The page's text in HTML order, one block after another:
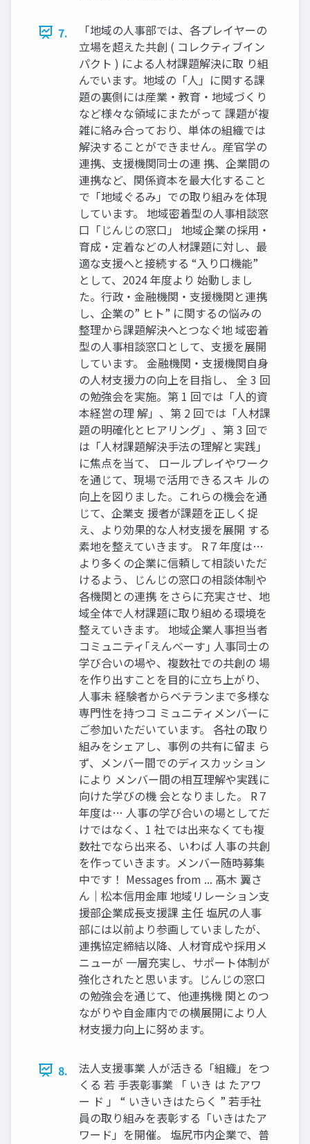
7.
「地域の人事部では、各プレイヤーの
立場を超えた共創 ( コレクティブイン
パクト ) による人材課題解決に取 り組
んでいます。地域の「人」に関する課
題の裏側には産業・教育・地域づくり
など様々な領域にまたがって 課題が複
雑に絡み合っており、単体の組織では
解決することができません。産官学の
連携、支援機関同士の連 携、企業間の
連携など、関係資本を最大化すること
で「地域ぐるみ」での取り組みを体現
しています。 地域密着型の人事相談窓
口「じんじの窓口」 地域企業の採用・
育成・定着などの人材課題に対し、最
適な支援へと接続する “入り口機能”
として、2024 年度より 始動しまし
た。行政・金融機関・支援機関と連携
し、企業の” ヒト” に関するの悩みの
整理から課題解決へとつなぐ地 域密着
型の人事相談窓口として、支援を展開
しています。 金融機関・支援機関自身
の人材支援力の向上を目指し、 全 3 回
の勉強会を実施。第 1 回では「人的資
本経営の理 解」、第 2 回では「人材課
題の明確化とヒアリング」、第 3 回で
は「人材課題解決手法の理解と実践」
に焦点を当て、 ロールプレイやワーク
を通じて、現場で活用できるスキ ルの
向上を図りました。これらの機会を通
じて、企業支 援者が課題を正しく捉
え、より効果的な人材支援を展開 する
素地を整えていきます。 R７年度は…
より多くの企業に信頼して相談いただ
けるよう、じんじの窓口の相談体制や
各機関との連携 をさらに充実させ、地
域全体で人材課題に取り組める環境を
整えていきます。 地域企業人事担当者
コミュニティ｢えんべーす｣ 人事同士の
学び合いの場や、複数社での共創の 場
を作り出すことを目的に立ち上がり、
人事未 経験者からベテランまで多様な
専門性を持つコ ミュニティメンバーに
ご参加いただいています。 各社の取り
組みをシェアし、事例の共有に留ま ら
ず、メンバー間でのディスカッション
により メンバー間の相互理解や実践に
向けた学びの機 会となりました。 R７
年度は… 人事の学び合いの場としてだ
けではなく、1 社では出来なくても複
数社でなら出来る、いわば 人事の共創
を作っていきます。メンバー随時募集
中です！ Messages from ... 髙木 翼さ
ん｜松本信用金庫 地域リレーション支
援部企業成長支援課 主任 塩尻の人事
部には以前より参画していましたが、
連携協定締結以降、人材育成や採用メ
ニューが 一層充実し、サポート体制が
強化されたと思います。じんじの窓口
の勉強会を通じて、他連携機 関とのつ
ながりや自金庫内での横展開により人
材支援力向上に努めます。
8.
法人支援事業 人が活きる「組織」をつ
くる 若 手表彰事業 「 いき は たアワ
ー ド 」 “ いきいきはたらく ” 若手社
員の取り組みを表彰する「いきはたア
ワード」を開催。 塩尻市内企業で、普